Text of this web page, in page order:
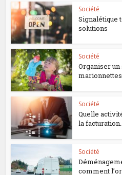
Société
Signalétique
solutions
Société
Organiser un
Société
Quelle
la
Société
comment